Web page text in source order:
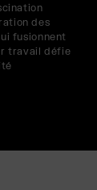
des
fusionnent
travail défie